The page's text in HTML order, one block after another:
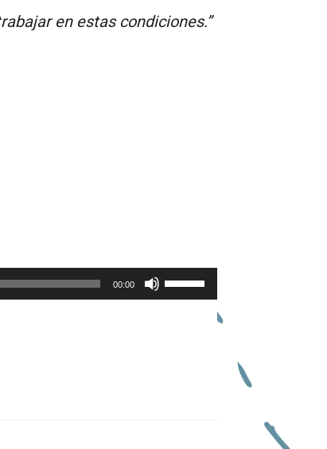
en estas condiciones.”
00:00
Utiliza